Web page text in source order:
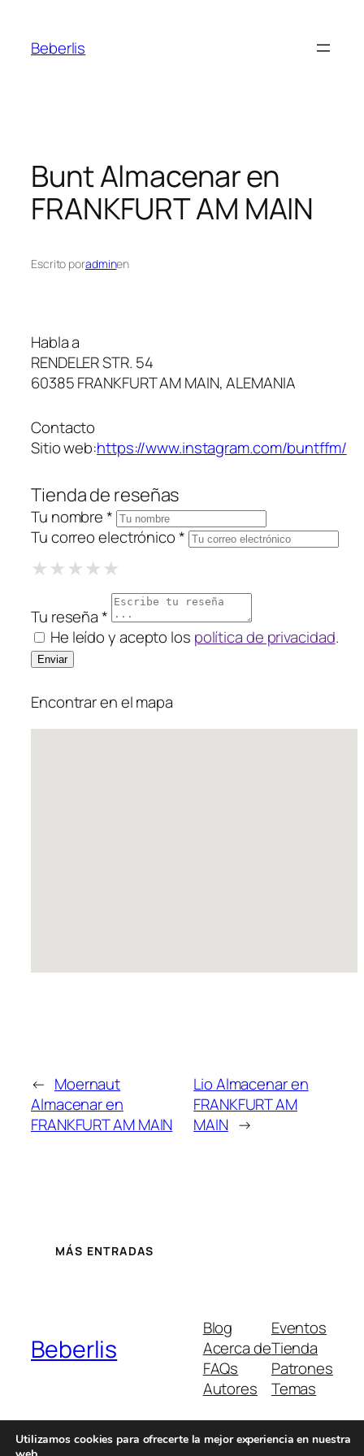
Beberlis
BuntAlmacenar en
FRANKFURT AM MAIN
Escrito poradminen
Habla a
RENDELER STR. 54
60385 FRANKFURT AM MAIN, ALEMANIA
Contacto
Sitio web:https://www.instagram.com/buntffm/
Tienda de reseñas
Tu nombre *
Tu correo electrónico *
★1 Star
★★2 Stars
★★★3 Stars
★★★★4 Stars
★★★★★
Tu reseña *
He leído y acepto los política de privacidad.
Encontrar en el mapa
← Moernaut
Almacenar en
FRANKFURT AM MAIN
LioAlmacenar en
FRANKFURT AM
MAIN →
MÁS ENTRADAS
Beberlis
Blog
Acerca de
FAQs
Autores
Eventos
Tienda
Patrones
Temas
Utilizamos cookies para ofrecerte la mejor experiencia en nuestra